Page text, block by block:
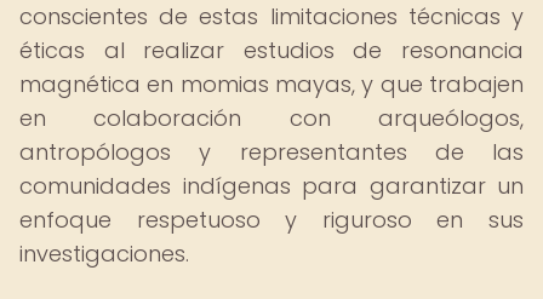
conscientes de estas limitaciones técnicas y
éticas al realizar estudios de resonancia
magnética en momias mayas, y que trabajen
en colaboración con arqueólogos,
antropólogos y representantes de las
comunidades indígenas para garantizar un
enfoque respetuoso y riguroso en sus
investigaciones.